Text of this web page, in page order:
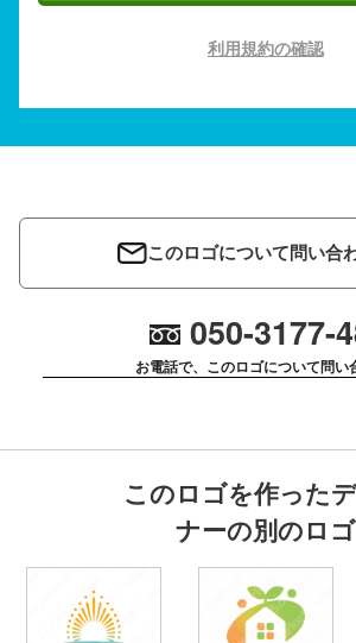
利用規約の確認
このロゴについて問い合
050-3177-
お電話で、このロゴについて問い
このロゴを作った
ナーの別のロゴ